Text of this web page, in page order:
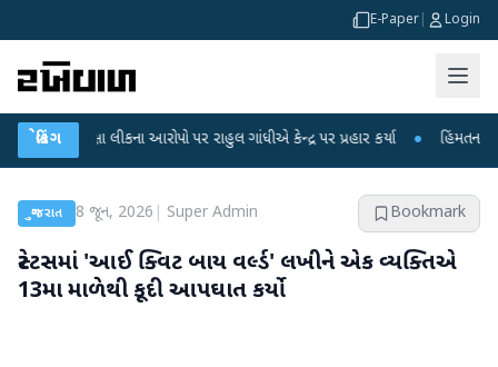
E-Paper Login
બ્રેકિંગ
પરીક્ષા લીકના આરોપો પર રાહુલ ગાંધીએ કેન્દ્ર પર પ્રહાર કર્યા ● હિંમતનગરમાં
ગુજરાત 8 જૂન, 2026 Super Admin Bookmark
સ્ટેટસમાં 'આઈ ક્વિટ બાય વર્લ્ડ' લખીને એક વ્યક્તિએ
13મા માળેથી કૂદી આપઘાત કર્યો